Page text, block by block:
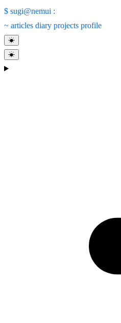
$ sugi@nemui :
~ articles diary projects profile
☀
☀